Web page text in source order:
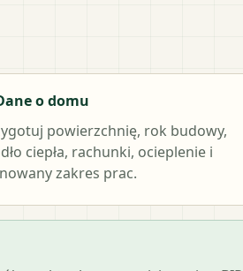
o domu
powierzchnię, rok budowy,
ciepła, rachunki, ocieplenie i
zakres prac.